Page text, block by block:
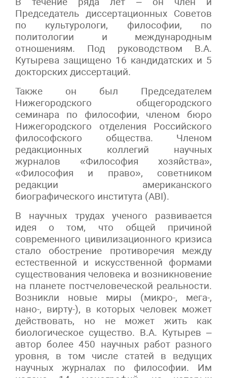
Председатель диссертационных Советов
по культурологи, философии, по
политологии и международным
отношениям. Под руководством В.А.
Кутырева защищено 16 кандидатских и 5
докторских диссертаций.
Также он был Председателем
Нижегородского общегородского
семинара по философии, членом бюро
Нижегородского отделения Российского
философского общества. Членом
редакционных коллегий научных
журналов «Философия хозяйства»,
«Философия и право», советником
редакции американского
биографического института (ABI).
В научных трудах ученого развивается
идея о том, что общей причиной
современного цивилизационного кризиса
стало обострение противоречия между
естественной и искусственной формами
существования человека и возникновение
на планете постчеловеческой реальности.
Возникли новые миры (микро-, мега-,
нано-, вирту-), в которых человек может
действовать, но не может жить как
биологическое существо. В.А. Кутырев –
автор более 450 научных работ разного
уровня, в том числе статей в ведущих
научных журналах по философии. Им